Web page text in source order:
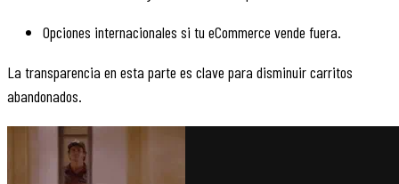
Opciones internacionales si tu eCommerce vende fuera.
La transparencia en esta parte es clave para disminuir carritos
abandonados.